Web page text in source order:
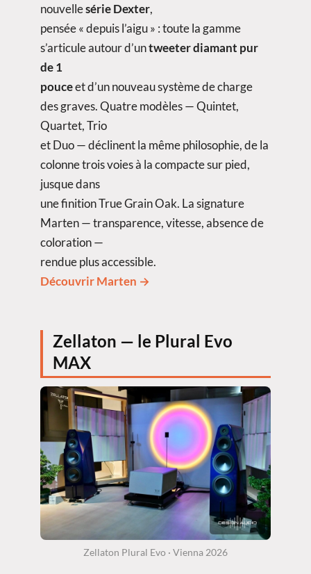
nouvellesérie Dexter,
pensée « depuis l’aigu » : toute la gamme
s’articule autour d’untweeter diamant pur
de 1
pouceet d’un nouveau système de charge
des graves. Quatre modèles — Quintet,
Quartet, Trio
et Duo — déclinent la même philosophie, de la
colonne trois voies à la compacte sur pied,
jusque dans
une finition True Grain Oak. La signature
Marten — transparence, vitesse, absence de
coloration —
rendue plus accessible.
Découvrir Marten →
Zellaton — le Plural Evo
MAX
Zellaton Plural Evo · Vienna 2026